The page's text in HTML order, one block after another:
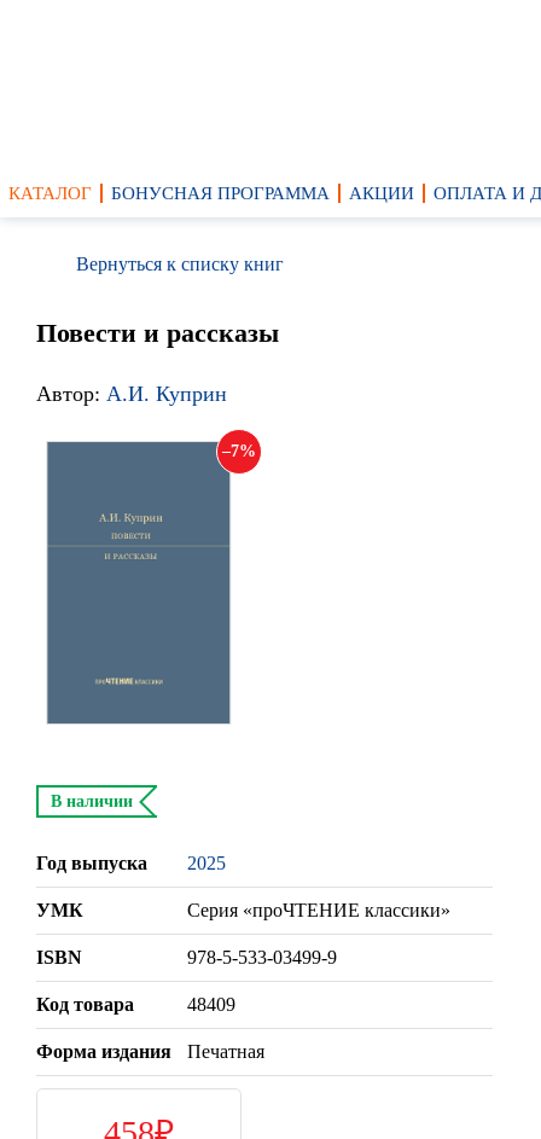
КАТАЛОГ БОНУСНАЯ ПРОГРАММА АКЦИИ ОПЛАТА И
Вернуться к списку книг
Повести и рассказы
Автор: А.И. Куприн
7
В наличии
Год выпуска 2025
УМК Серия «проЧТЕНИЕ классики»
ISBN 978-5-533-03499-9
Код товара 48409
Форма издания Печатная